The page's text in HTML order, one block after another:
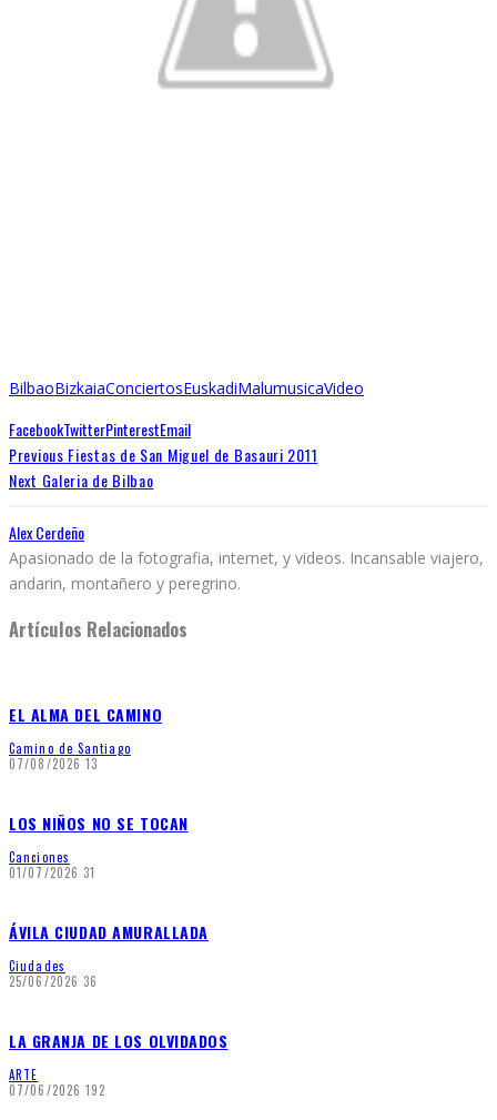
BilbaoBizkaiaConciertosEuskadiMalumusicaVideo
FacebookTwitterPinterestEmail
Previous Fiestas de San Miguel de Basauri 2011
Next Galeria de Bilbao
Alex Cerdeño
Apasionado de la fotografia, internet, y videos. Incansable viajero,
andarin, montañero y peregrino.
Artículos Relacionados
EL ALMA DEL CAMINO
Camino de Santiago
07/08/2026 13
LOS NIÑOS NO SE TOCAN
Canciones
01/07/2026 31
ÁVILA CIUDAD AMURALLADA
Ciudades
25/06/2026 36
LA GRANJA DE LOS OLVIDADOS
ARTE
07/06/2026 192